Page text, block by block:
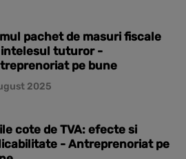
pachet de masuri fiscale
intelesul tuturor -
pe bune
2025
cote de TVA: efecte si
- Antreprenoriat pe